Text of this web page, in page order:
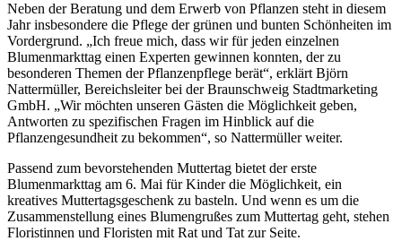
Neben der Beratung und dem Erwerb von Pflanzen steht in diesem
Jahr insbesondere die Pflege der grünen und bunten Schönheiten im
Vordergrund. „Ich freue mich, dass wir für jeden einzelnen
Blumenmarkttag einen Experten gewinnen konnten, der zu
besonderen Themen der Pflanzenpflege berät“, erklärt Björn
Nattermüller, Bereichsleiter bei der Braunschweig Stadtmarketing
GmbH. „Wir möchten unseren Gästen die Möglichkeit geben,
Antworten zu spezifischen Fragen im Hinblick auf die
Pflanzengesundheit zu bekommen“, so Nattermüller weiter.
Passend zum bevorstehenden Muttertag bietet der erste
Blumenmarkttag am 6. Mai für Kinder die Möglichkeit, ein
kreatives Muttertagsgeschenk zu basteln. Und wenn es um die
Zusammenstellung eines Blumengrußes zum Muttertag geht, stehen
Floristinnen und Floristen mit Rat und Tat zur Seite.